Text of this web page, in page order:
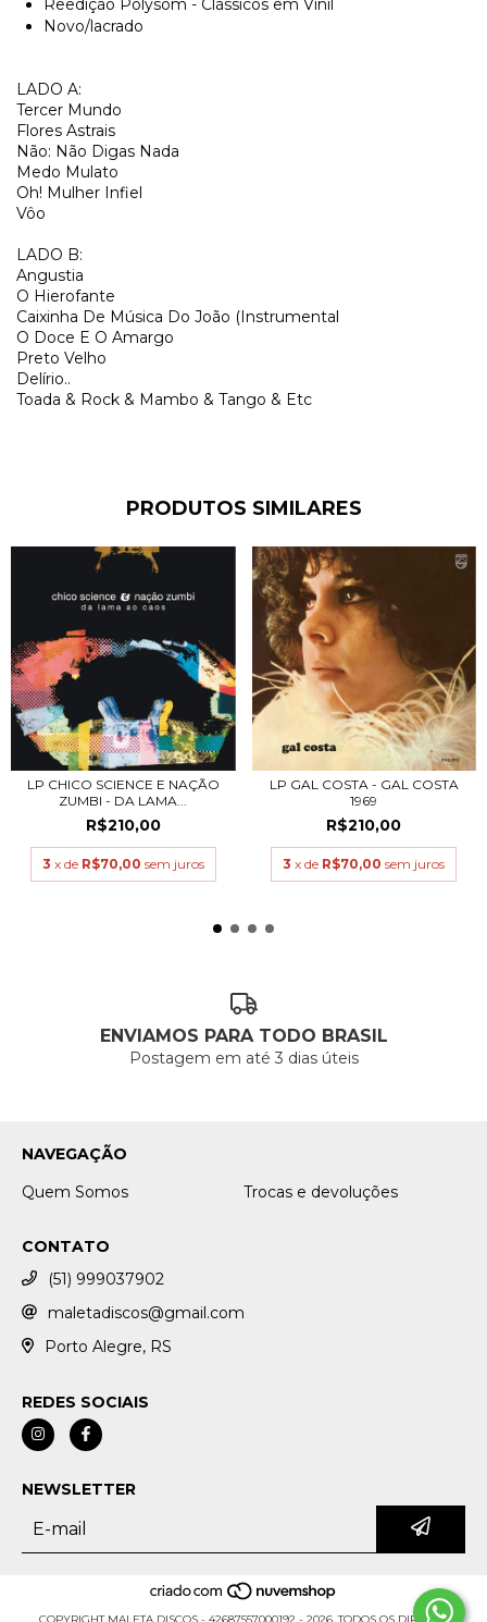
Novo/lacrado
LADO A:
Tercer Mundo
Flores Astrais
Não: Não Digas Nada
Medo Mulato
Oh! Mulher Infiel
Vôo
LADO B:
Angustia
O Hierofante
Caixinha De Música Do João (Instrumental
O Doce E O Amargo
Preto Velho
Delírio..
Toada & Rock & Mambo & Tango & Etc
PRODUTOS SIMILARES
LP CHICO SCIENCE E NAÇÃO
ZUMBI - DA LAMA...
R$210,00
3 x de R$70,00 sem juros
LP GAL COSTA - GAL COSTA
1969
R$210,00
3 x de R$70,00 sem juros
ENVIAMOS PARA TODO BRASIL
Postagem em até 3 dias úteis
NAVEGAÇÃO
Quem Somos
Trocas e devoluções
CONTATO
(51) 999037902
maletadiscos@gmail.com
Porto Alegre, RS
REDES SOCIAIS
NEWSLETTER